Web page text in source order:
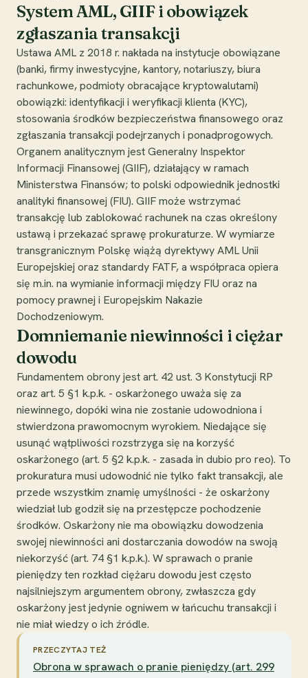
System AML, GIIF i obowiązek
zgłaszania transakcji
Ustawa AML z 2018 r. nakłada na instytucje obowiązane
(banki, firmy inwestycyjne, kantory, notariuszy, biura
rachunkowe, podmioty obracające kryptowalutami)
obowiązki: identyfikacji i weryfikacji klienta (KYC),
stosowania środków bezpieczeństwa finansowego oraz
zgłaszania transakcji podejrzanych i ponadprogowych.
Organem analitycznym jest Generalny Inspektor
Informacji Finansowej (GIIF), działający w ramach
Ministerstwa Finansów; to polski odpowiednik jednostki
analityki finansowej (FIU). GIIF może wstrzymać
transakcję lub zablokować rachunek na czas określony
ustawą i przekazać sprawę prokuraturze. W wymiarze
transgranicznym Polskę wiążą dyrektywy AML Unii
Europejskiej oraz standardy FATF, a współpraca opiera
się m.in. na wymianie informacji między FIU oraz na
pomocy prawnej i Europejskim Nakazie
Dochodzeniowym.
Domniemanie niewinności i ciężar
dowodu
Fundamentem obrony jest art. 42 ust. 3 Konstytucji RP
oraz art. 5 §1 k.p.k. - oskarżonego uważa się za
niewinnego, dopóki wina nie zostanie udowodniona i
stwierdzona prawomocnym wyrokiem. Niedające się
usunąć wątpliwości rozstrzyga się na korzyść
oskarżonego (art. 5 §2 k.p.k. - zasada in dubio pro reo). To
prokuratura musi udowodnić nie tylko fakt transakcji, ale
przede wszystkim znamię umyślności - że oskarżony
wiedział lub godził się na przestępcze pochodzenie
środków. Oskarżony nie ma obowiązku dowodzenia
swojej niewinności ani dostarczania dowodów na swoją
niekorzyść (art. 74 §1 k.p.k.). W sprawach o pranie
pieniędzy ten rozkład ciężaru dowodu jest często
najsilniejszym argumentem obrony, zwłaszcza gdy
oskarżony jest jedynie ogniwem w łańcuchu transakcji i
nie miał wiedzy o ich źródle.
PRZECZYTAJ TEŻ
Obrona w sprawach o pranie pieniędzy (art. 299